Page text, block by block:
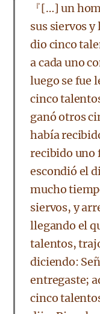
『[…] un
sus siervos y
dio cinco
a cada uno
luego se fue
cinco
ganó otros
había
recibido uno
escondió el
mucho
siervos, y
llegando el
talentos,
diciendo:
entregaste;
cinco